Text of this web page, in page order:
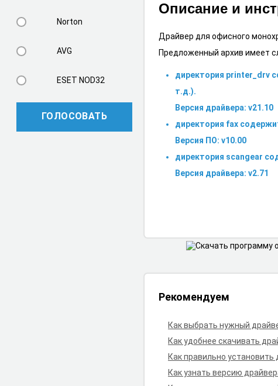
Norton
AVG
ESET NOD32
ГОЛОСОВАТЬ
Описание и
Драйвер для офисного
Предложенный архив имеет
директория printer_drv
т.д.).
Версия драйвера: v21.10
директория fax
Версия ПО: v10.00
директория scangear
Версия драйвера: v2.71
Рекомендуем
Как выбрать нужный
Как удобнее скачивать
Как правильно установить
Как узнать версию